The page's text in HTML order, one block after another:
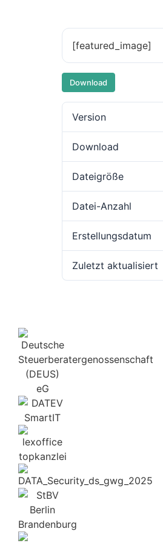
[featured_image]
Download
Version
Download
Dateigröße
Datei-Anzahl
Erstellungsdatum
Zuletzt aktualisiert